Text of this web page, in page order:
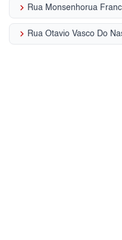
keyboard_arrow_right
keyboard_arrow_right Rua Otavio Vasco Do